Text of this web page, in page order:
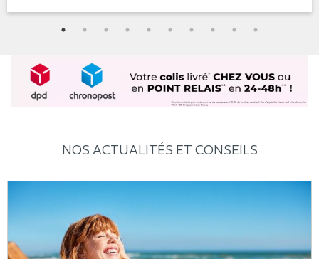
NOS ACTUALITÉS ET CONSEILS